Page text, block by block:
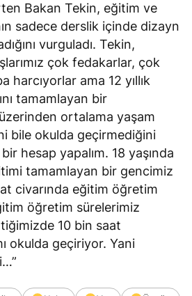
Bakan Tekin, eğitim ve
sadece derslik içinde dizayn
vurguladı. Tekin,
çok fedakarlar, çok
harcıyorlar ama 12 yıllık
tamamlayan bir
ortalama yaşam
bile okulda geçirmediğini
hesap yapalım. 18 yaşında
tamamlayan bir gencimiz
civarında eğitim öğretim
öğretim sürelerimiz
10 bin saat
okulda geçiriyor. Yani